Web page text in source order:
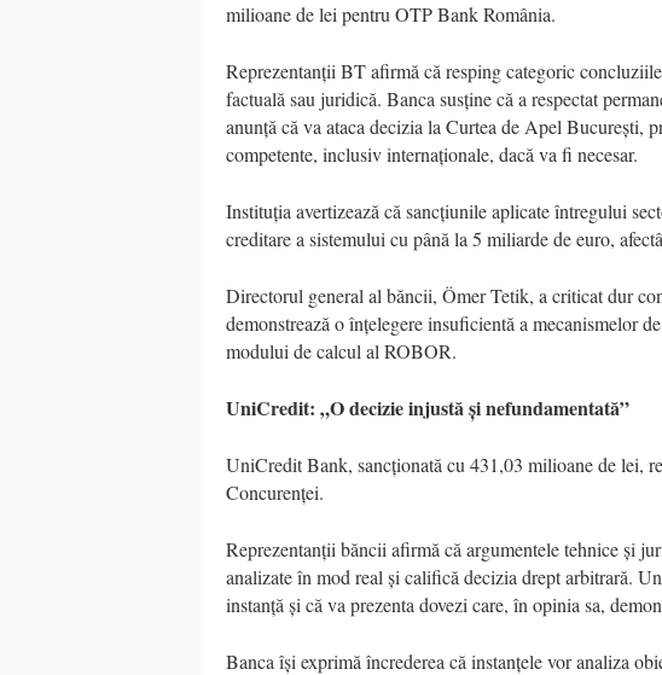
milioane de lei pentru OTP Bank România.
Reprezentanții BT afirmă că resping categoric
factuală sau juridică. Banca susține că a respectat
anunță că va ataca decizia la Curtea de Apel București,
competente, inclusiv internaționale, dacă va fi necesar.
Instituția avertizează că sancțiunile aplicate întregului
creditare a sistemului cu până la 5 miliarde de euro,
Directorul general al băncii, Ömer Tetik, a criticat dur
demonstrează o înțelegere insuficientă a mecanismelor
modului de calcul al ROBOR.
UniCredit: „O decizie injustă și nefundamentată”
UniCredit Bank, sancționată cu 431,03 milioane de lei,
Concurenței.
Reprezentanții băncii afirmă că argumentele tehnice și
analizate în mod real și califică decizia drept arbitrară.
instanță și că va prezenta dovezi care, în opinia sa,
Banca își exprimă încrederea că instanțele vor analiza